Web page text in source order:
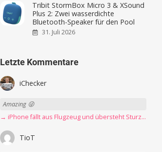
Tribit StormBox Micro 3 & XSound
Plus 2: Zwei wasserdichte
Bluetooth-Speaker für den Pool
31. Juli 2026
Letzte Kommentare
iChecker
Amazing 😜
→ iPhone fällt aus Flugzeug und übersteht Sturz unbeschadet
TioT